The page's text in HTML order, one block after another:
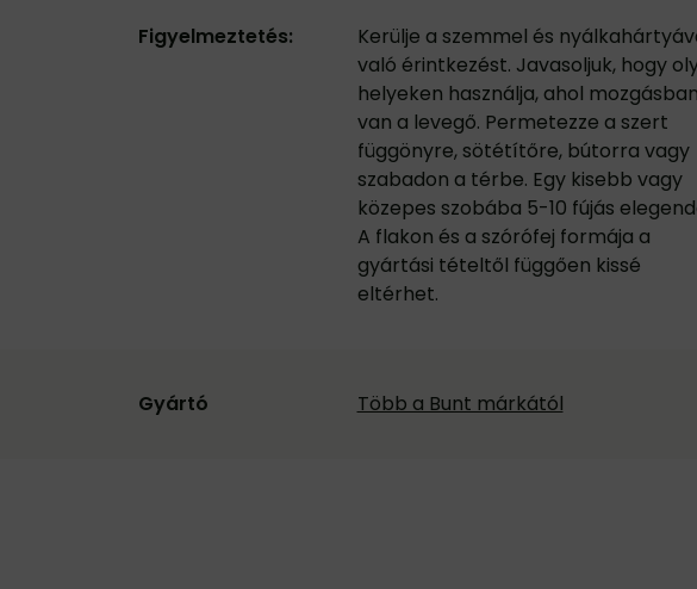
Figyelmeztetés:
Kerülje a szemmel és
való érintkezést. Javasoljuk, hogy
helyeken használja, ahol mozgásban
van a levegő. Permetezze a szert
függönyre, sötétítőre, bútorra vagy
szabadon a térbe. Egy kisebb vagy
közepes szobába 5-10 fújás
A flakon és a szórófej formája a
gyártási tételtől függően kissé
eltérhet.
Gyártó Több a Bunt márkától